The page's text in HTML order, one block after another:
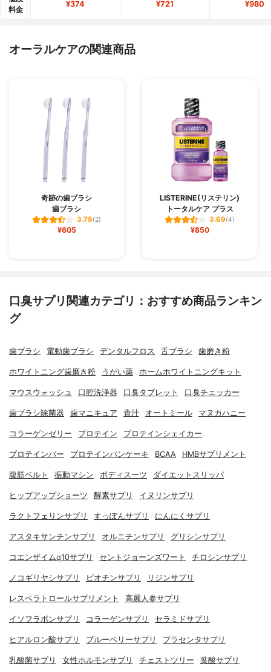
料金
¥374 ¥721 ¥980
オーラルケアの関連商品
奇跡の歯ブラシ
歯ブラシ
3.78(2)
¥605
LISTERINE(リステリン)
トータルケア プラス
3.69(4)
¥850
口臭サプリ関連カテゴリ：おすすめ商品ランキン
グ
歯ブラシ 電動歯ブラシ デンタルフロス 舌ブラシ 歯磨き粉
ホワイトニング歯磨き粉 うがい薬 ホームホワイトニングキット
マウスウォッシュ 口腔洗浄器 口臭タブレット 口臭チェッカー
歯ブラシ除菌器 歯マニキュア 青汁 オートミール マヌカハニー
コラーゲンゼリー プロテイン プロテインシェイカー
プロテインバー プロテインパンケーキ BCAA HMBサプリメント
腹筋ベルト 振動マシン ボディスーツ ダイエットスリッパ
ヒップアップショーツ 酵素サプリ イヌリンサプリ
ラクトフェリンサプリ すっぽんサプリ にんにくサプリ
アスタキサンチンサプリ オルニチンサプリ グリシンサプリ
コエンザイムq10サプリ セントジョーンズワート チロシンサプリ
ノコギリヤシサプリ ビオチンサプリ リジンサプリ
レスベラトロールサプリメント 高麗人参サプリ
イソフラボンサプリ コラーゲンサプリ セラミドサプリ
ヒアルロン酸サプリ ブルーベリーサプリ プラセンタサプリ
乳酸菌サプリ 女性ホルモンサプリ チェストツリー 葉酸サプリ